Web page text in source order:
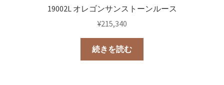
19002L オレゴンサンストーンルース
¥215,340
続きを読む